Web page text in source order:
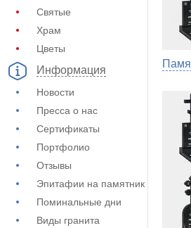
Святые
Храм
Цветы
Информация
Новости
Пресса о нас
Сертификаты
Портфолио
Отзывы
Эпитафии на памятник
Поминальные дни
Виды гранита